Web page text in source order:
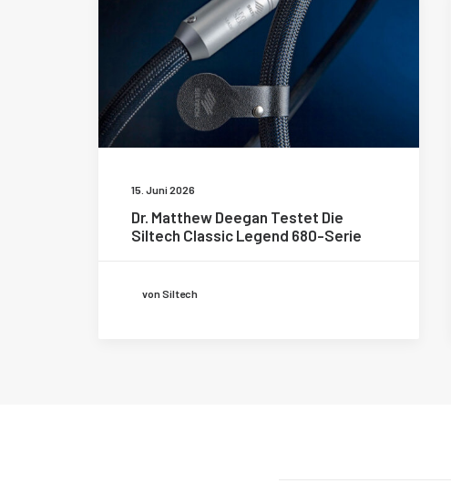
15. Juni 2026
Dr. Matthew Deegan Testet Die
Siltech Classic Legend 680-Serie
von Siltech